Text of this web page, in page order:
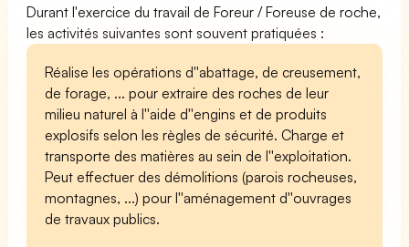
Durant l'exercice du travail de Foreur / Foreuse de roche,
les activités suivantes sont souvent pratiquées :
Réalise les opérations d''abattage, de creusement,
de forage, ... pour extraire des roches de leur
milieu naturel à l''aide d''engins et de produits
explosifs selon les règles de sécurité. Charge et
transporte des matières au sein de l''exploitation.
Peut effectuer des démolitions (parois rocheuses,
montagnes, ...) pour l''aménagement d''ouvrages
de travaux publics.